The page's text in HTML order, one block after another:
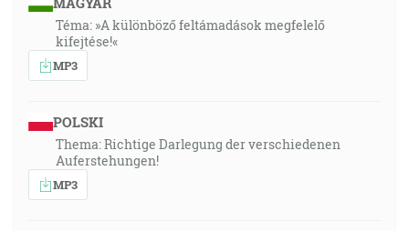
Téma: »A különböző feltámadások megfelelő
kifejtése!«
MP3
POLSKI
Thema: Richtige Darlegung der verschiedenen
Auferstehungen!
MP3